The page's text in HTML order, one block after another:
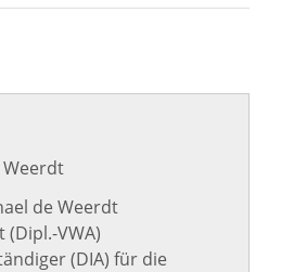
de Weerdt
VWA)
(DIA) für die